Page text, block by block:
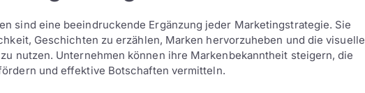
sind eine beeindruckende Ergänzung jeder Marketingstrategie. Sie
Geschichten zu erzählen, Marken hervorzuheben und die visuelle
nutzen. Unternehmen können ihre Markenbekanntheit steigern, die
und effektive Botschaften vermitteln.